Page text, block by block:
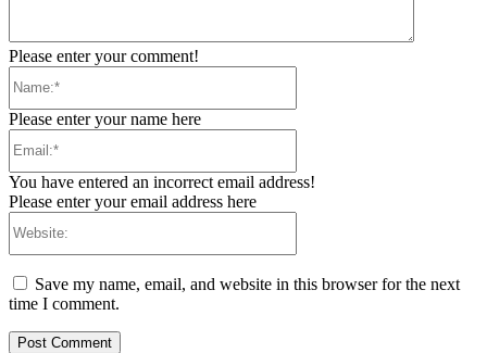
Please enter your comment!
Please enter your name here
You have entered an incorrect email address!
Please enter your email address here
Save my name, email, and website in this browser for the next
time I comment.